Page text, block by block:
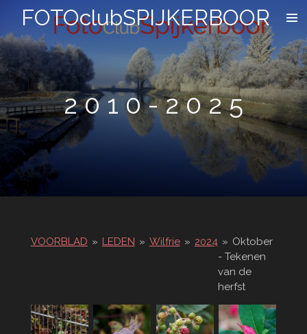
direct
naar
hoofdinhoud
FOTOclubSPIJKERBOOR
2 0 1 0 - 2 0 2 5
VOORBLAD » LEDEN » Wilfrie » 2024 » Oktober
- Tekenen
van de
herfst